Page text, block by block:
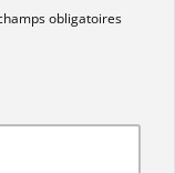
obligatoires